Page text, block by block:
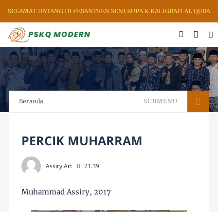
SELAMAT DATANG DI PESANTREN SENI RUPA & KALIGRAFI AL QURAN
Beranda SUBMENU
PERCIK MUHARRAM
Assiry Art 21.39
Muhammad Assiry, 2017